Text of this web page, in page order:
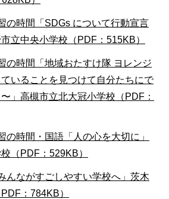
時間「SDGs について行動宣言
立中央小学校（PDF：515KB）
時間「地域おたすけ隊 ヨレンジ
いることを見つけて自分たちにで
」高槻市立北大冠小学校（PDF：
時間・国語「人の心を大切に」
（PDF：529KB）
ながすごしやすい学校へ」茨木
：784KB）